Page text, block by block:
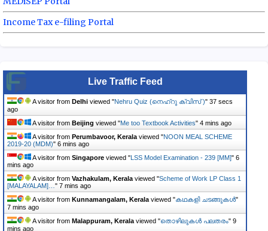
Income Tax e-filing Portal
Live Traffic Feed
A visitor from Delhi viewed "Nehru Quiz (നെഹ്‌റു ക്വിസ് )" 38 secs
ago
A visitor from Beijing viewed "Me too Textbook Activities" 4 mins ago
A visitor from Perumbavoor, Kerala viewed "NOON MEAL SCHEME
2019-20 (MDM)" 6 mins ago
A visitor from Singapore viewed " LSS Model Examination - 239 [MM]" 6
mins ago
A visitor from Vazhakulam, Kerala viewed "Scheme of Work LP Class 1
[MALAYALAM]… " 7 mins ago
A visitor from Kunnamangalam, Kerala viewed "കഥകളി ചടങ്ങുകൾ"
7 mins ago
A visitor from Malappuram, Kerala viewed "തൊഴിലുകൾ പലതരം" 9
mins ago